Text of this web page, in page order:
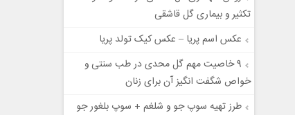
تکثیر و بیماری گل قاشقی
عکس اسم پریا – عکس کیک تولد پریا
9 خاصیت مهم گل محدی در طب سنتی و
خواص شگفت انگیز آن برای زنان
طرز تهیه سوپ جو و شلغم + سوپ بلغور جو